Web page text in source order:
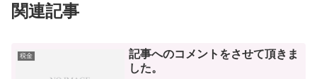
関連記事
税金
記事へのコメントをさせて頂きま
した。